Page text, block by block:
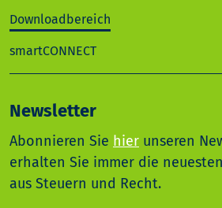
Downloadbereich
smartCONNECT
Newsletter
Abonnieren Sie hier unseren
erhalten Sie immer die
aus Steuern und Recht.